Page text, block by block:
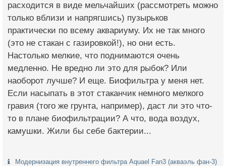
расходится в виде мельчайших (рассмотреть можно
только вблизи и напрягшись) пузырьков
практически по всему аквариуму. Их не так много
(это не стакан с газировкой!), но они есть.
Настолько мелкие, что поднимаются очень
медленно. Не вредно ли это для рыбок? Или
наоборот лучше? И еще. Биофильтра у меня нет.
Если насыпать в этот стаканчик немного мелкого
гравия (того же грунта, например), даст ли это что-
то в плане биофильтрации? А что, вода воздух,
камушки. Жили бы себе бактерии...
Модернизация внутреннего фильтра Aquael Fan3 (акваэль фан-3)